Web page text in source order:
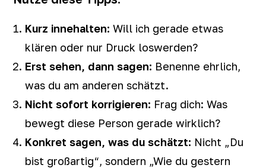
Kurz innehalten: Will ich gerade etwas
klären oder nur Druck loswerden?
Erst sehen, dann sagen: Benenne ehrlich,
was du am anderen schätzt.
Nicht sofort korrigieren: Frag dich: Was
bewegt diese Person gerade wirklich?
Konkret sagen, was du schätzt: Nicht „Du
bist großartig“, sondern „Wie du gestern